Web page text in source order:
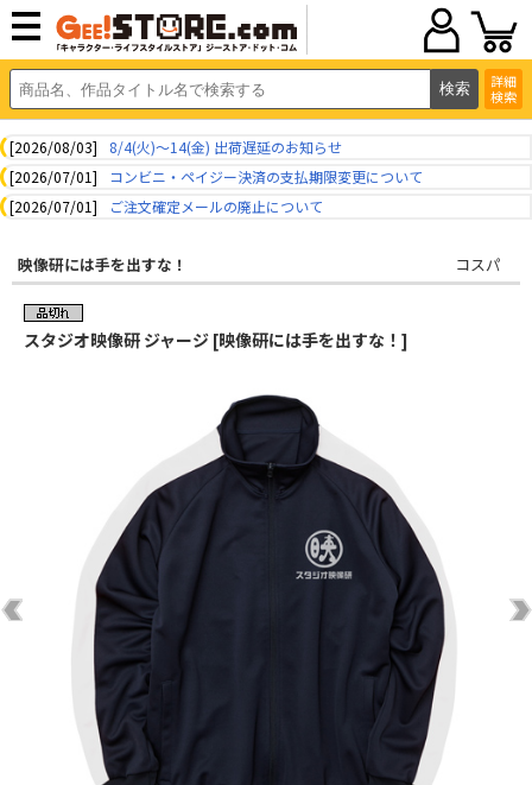
詳細
検索
[2026/08/03]
8/4(火)～14(金) 出荷遅延のお知らせ
[2026/07/01]
コンビニ・ペイジー決済の支払期限変更について
[2026/07/01]
ご注文確定メールの廃止について
映像研には手を出すな！ コスパ
スタジオ映像研 ジャージ [映像研には手を出すな！]